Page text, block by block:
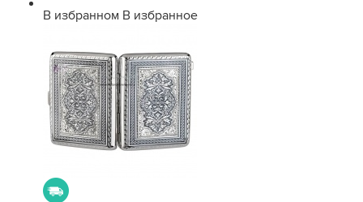
В избранном В избранное